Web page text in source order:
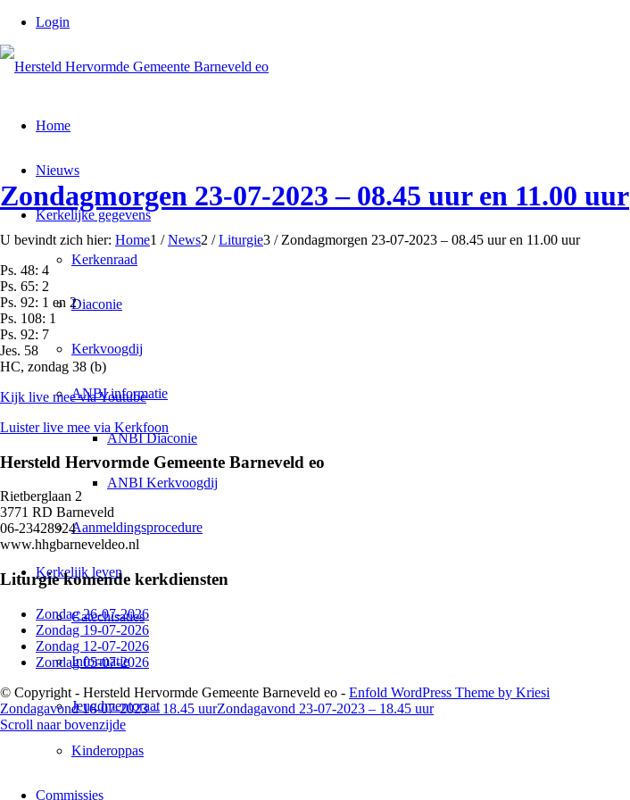
Login
Home
Nieuws
Kerkelijke gegevens
Kerkenraad
Diaconie
Kerkvoogdij
ANBI informatie
ANBI Diaconie
ANBI Kerkvoogdij
Aanmeldingsprocedure
Kerkelijk leven
Catechisaties
Informatie
Jeugdmentoraat
Kinderoppas
Commissies
Zondagmorgen 23-07-2023 – 08.45 uur en 11.00 uur
U bevindt zich hier: Home1 / News2 / Liturgie3 / Zondagmorgen 23-07-2023 – 08.45 uur en 11.00 uur
Ps. 48: 4
Ps. 65: 2
Ps. 92: 1 en 2
Ps. 108: 1
Ps. 92: 7
Jes. 58
HC, zondag 38 (b)
Kijk live mee via Youtube
Luister live mee via Kerkfoon
Hersteld Hervormde Gemeente Barneveld eo
Rietberglaan 2
3771 RD Barneveld
06-23428924
www.hhgbarneveldeo.nl
Liturgie komende kerkdiensten
Zondag 26-07-2026
Zondag 19-07-2026
Zondag 12-07-2026
Zondag 05-07-2026
© Copyright - Hersteld Hervormde Gemeente Barneveld eo - Enfold WordPress Theme by Kriesi
Zondagavond 16-07-2023 – 18.45 uurZondagavond 23-07-2023 – 18.45 uur
Scroll naar bovenzijde